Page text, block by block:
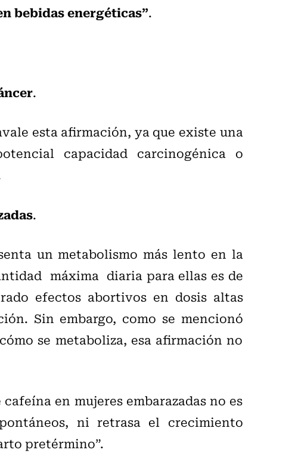
bebidas energéticas”.
.
esta afirmación, ya que existe una
capacidad carcinogénica o
.
un metabolismo más lento en la
máxima diaria para ellas es de
efectos abortivos en dosis altas
Sin embargo, como se mencionó
se metaboliza, esa afirmación no
en mujeres embarazadas no es
ni retrasa el crecimiento
pretérmino”.